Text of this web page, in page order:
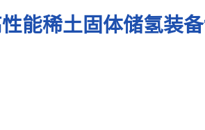
能稀土固体储氢装